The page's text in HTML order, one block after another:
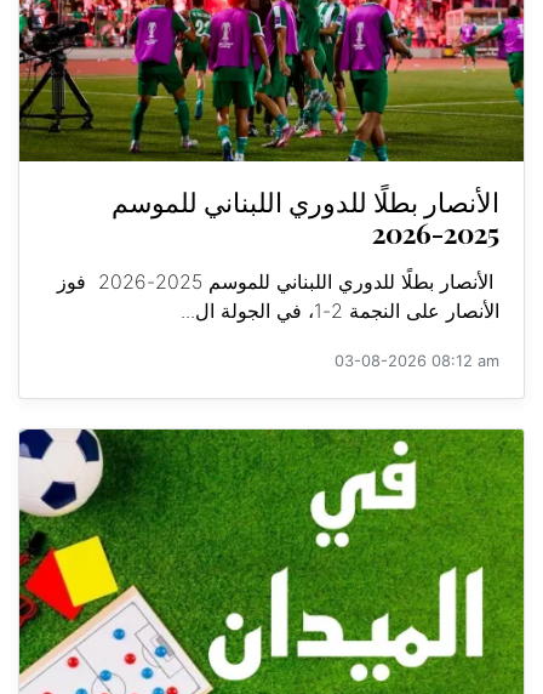
الأنصار بطلًا للدوري اللبناني للموسم
2025-2026
الأنصار بطلًا للدوري اللبناني للموسم 2025-2026 فوز
الأنصار على النجمة 2-1، في الجولة ال...
03-08-2026 08:12 am